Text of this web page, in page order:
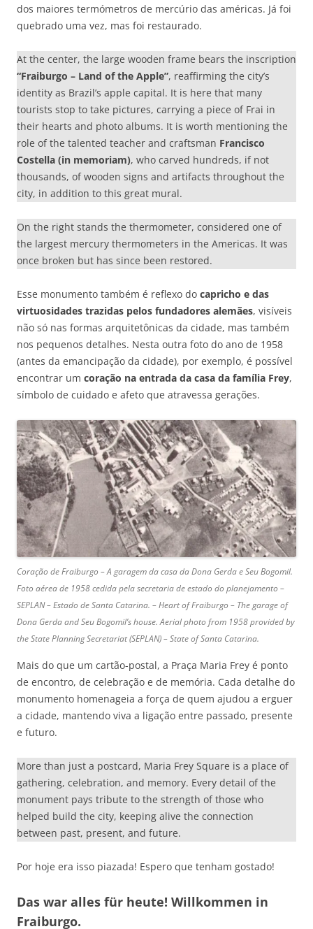
dos maiores termómetros de mercúrio das américas. Já foi
quebrado uma vez, mas foi restaurado.
At the center, the large wooden frame bears the inscription
“Fraiburgo – Land of the Apple”, reaffirming the city’s
identity as Brazil’s apple capital. It is here that many
tourists stop to take pictures, carrying a piece of Frai in
their hearts and photo albums. It is worth mentioning the
role of the talented teacher and craftsman Francisco
Costella (in memoriam), who carved hundreds, if not
thousands, of wooden signs and artifacts throughout the
city, in addition to this great mural.
On the right stands the thermometer, considered one of
the largest mercury thermometers in the Americas. It was
once broken but has since been restored.
Esse monumento também é reflexo do capricho e das
virtuosidades trazidas pelos fundadores alemães, visíveis
não só nas formas arquitetônicas da cidade, mas também
nos pequenos detalhes. Nesta outra foto do ano de 1958
(antes da emancipação da cidade), por exemplo, é possível
encontrar um coração na entrada da casa da família Frey,
símbolo de cuidado e afeto que atravessa gerações.
Coração de Fraiburgo – A garagem da casa da Dona Gerda e Seu Bogomil.
Foto aérea de 1958 cedida pela secretaria de estado do planejamento –
SEPLAN – Estado de Santa Catarina. – Heart of Fraiburgo – The garage of
Dona Gerda and Seu Bogomil’s house. Aerial photo from 1958 provided by
the State Planning Secretariat (SEPLAN) – State of Santa Catarina.
Mais do que um cartão-postal, a Praça Maria Frey é ponto
de encontro, de celebração e de memória. Cada detalhe do
monumento homenageia a força de quem ajudou a erguer
a cidade, mantendo viva a ligação entre passado, presente
e futuro.
More than just a postcard, Maria Frey Square is a place of
gathering, celebration, and memory. Every detail of the
monument pays tribute to the strength of those who
helped build the city, keeping alive the connection
between past, present, and future.
Por hoje era isso piazada! Espero que tenham gostado!
Das war alles für heute! Willkommen in
Fraiburgo.